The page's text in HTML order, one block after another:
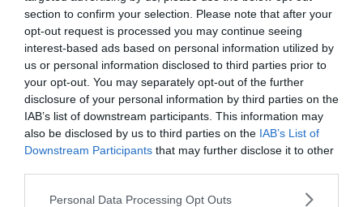
section to confirm your selection. Please note that after your
opt-out request is processed you may continue seeing
interest-based ads based on personal information utilized by
us or personal information disclosed to third parties prior to
your opt-out. You may separately opt-out of the further
disclosure of your personal information by third parties on the
IAB’s list of downstream participants. This information may
also be disclosed by us to third parties on the IAB’s List of
Downstream Participants that may further disclose it to other
Personal Data Processing Opt Outs
Ez alapján még azt is mondhatná az ember, miféle átigazolási piac
buborékról van szó? Az először Angliában bevezetett túlárazott TV-
s jogdíjak, valamint az olyan klubok, mint a PSG, az egész
világfutballra hatást gyakoroltak. Ha csak a labdarúgó képességét
nézzük, valamint a jegyeladást és a marketinget, Joao Felix nem ér
126 millió Eurót. Fred sem ért 58-at. Dembelé főleg nem ért 105
millió+bónuszokat.
Ez persze nem jelenti azt, hogy nem térülhet meg egy adott drága